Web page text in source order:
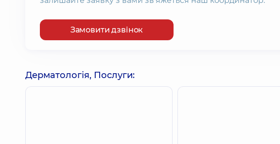
Лікування одного запального елемента акне (фототерапія BBL)
Лікування андрогенетичної алопеції методом Regenera Activa
Замовити дзвінок
Дерматологія, Послуги: